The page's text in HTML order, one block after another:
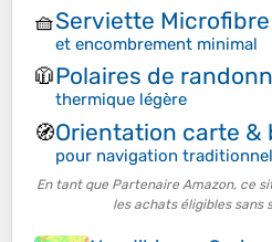
🧺Serviette Microfibre
et encombrement minimal
🧥Polaires de
thermique légère
🧭Orientation carte &
pour navigation
En tant que Partenaire Amazon, ce
les achats éligibles sans